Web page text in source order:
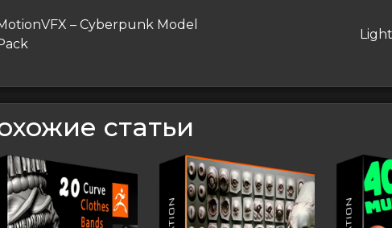
– Cyberpunk Model
статьи